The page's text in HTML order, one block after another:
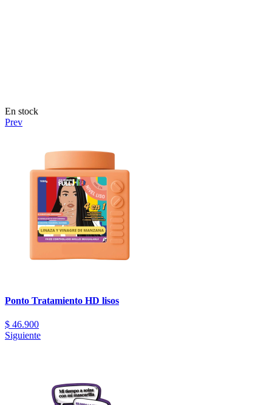
En stock
Prev
Ponto Tratamiento HD lisos
$ 46.900
Siguiente